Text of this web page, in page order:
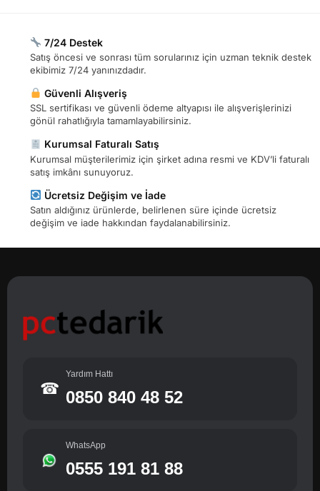
7/24 Destek
Satış öncesi ve sonrası tüm sorularınız için uzman teknik destek
ekibimiz 7/24 yanınızdadır.
Güvenli Alışveriş
SSL sertifikası ve güvenli ödeme altyapısı ile alışverişlerinizi
gönül rahatlığıyla tamamlayabilirsiniz.
Kurumsal Faturalı Satış
Kurumsal müşterilerimiz için şirket adına resmi ve KDV’li faturalı
satış imkânı sunuyoruz.
Ücretsiz Değişim ve İade
Satın aldığınız ürünlerde, belirlenen süre içinde ücretsiz
değişim ve iade hakkından faydalanabilirsiniz.
☎
Yardım Hattı
0850 840 48 52
WhatsApp
0555 191 81 88